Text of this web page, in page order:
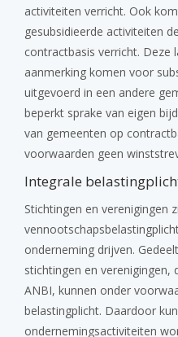
activiteiten verricht. Ook
gesubsidieerde activiteiten
contractbasis verricht. Deze
aanmerking komen voor
uitgevoerd in een andere
beperkt sprake van eigen
van gemeenten op
voorwaarden geen
Integrale
Stichtingen en verenigingen
onderneming drijven.
stichtingen en verenigingen,
ANBI, kunnen onder
belastingplicht. Daardoor
ondernemingsactiviteiten